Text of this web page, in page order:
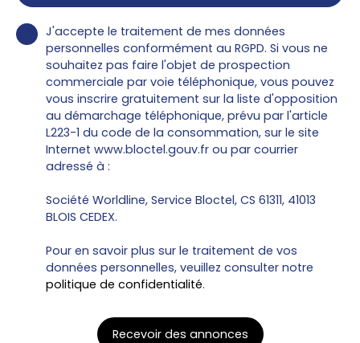
J'accepte le traitement de mes données
personnelles conformément au RGPD. Si vous ne
souhaitez pas faire l'objet de prospection
commerciale par voie téléphonique, vous pouvez
vous inscrire gratuitement sur la liste d'opposition
au démarchage téléphonique, prévu par l'article
L223-1 du code de la consommation, sur le site
Internet www.bloctel.gouv.fr ou par courrier
adressé à :
Société Worldline, Service Bloctel, CS 61311, 41013
BLOIS CEDEX.
Pour en savoir plus sur le traitement de vos
données personnelles, veuillez consulter notre
politique de confidentialité.
Recevoir des annonces